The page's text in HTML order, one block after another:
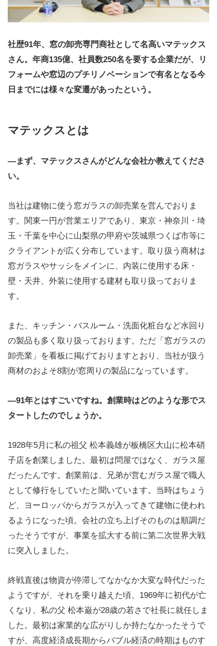
社歴91年、窓の卸売専門商社として名高いマテックス
さん。年商135億、社員数250名を要する企業だが、リ
フォームや窓辺のプチリノベーションで有名となる今
日までには様々な変遷があったという。
マテックスとは
―まず、マテックスさんがどんな会社か教えてくださ
い。
当社は建物に使う窓ガラスの卸売業を営んでおりま
す。関東一円が営業エリアであり、東京・神奈川・埼
玉・千葉を中心に山梨県の甲府や茨城県つくば市等に
クライアントが広く分布しています。取り扱う商材は
窓ガラスやサッシをメインに、内装に使用する床・
壁・天井、外装に使用する建材も取り扱っておりま
す。
また、キッチン・バスルーム・洗面化粧台など水回り
の製品も多く取り扱っております。ただ「窓ガラスの
卸売業」を看板に掲げておりますとおり、当社が扱う
商材のおよそ8割が窓周りの製品になっています。
―91年とはすごいですね。創業時はどのような形でス
タートしたのでしょうか。
1928年5月に私の祖父 松本義雄が板橋区大山に松本硝
子店を創業しました。最初は問屋ではなく、ガラス屋
だったんです。創業前は、兄弟が営むガラス屋で職人
として修行をしていたと聞いています。当時はちょう
ど、ヨーロッパからガラスが入ってきて建物に使われ
るようになった頃。会社の立ち上げそのものは順調だ
ったそうですが、事業を拡大する前に第二次世界大戦
に突入しました。
終戦直後は物資が停滞してなかなか大変な時代だった
ようですが、それを乗り越えた頃、1969年に初代が亡
くなり、私の父 松本巌が28歳の若さで社長に就任しま
した。最初は家業的な広がりしか持たなかったそうで
すが、高度経済成長期からバブル経済の時期はものす